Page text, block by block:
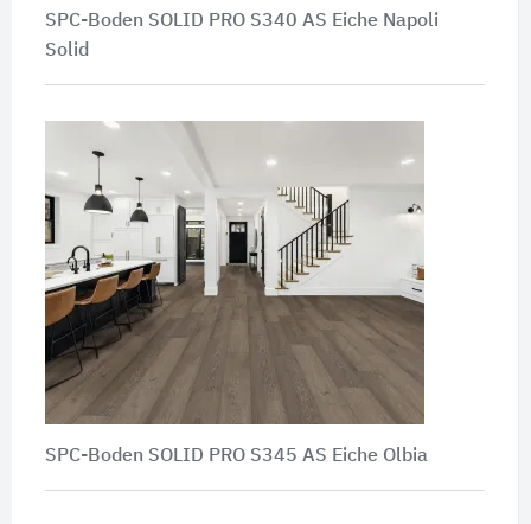
SPC-Boden SOLID PRO S340 AS Eiche Napoli
Solid
SPC-Boden SOLID PRO S345 AS Eiche Olbia